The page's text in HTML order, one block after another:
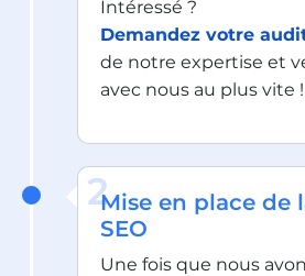
Intéressé ?
Demandez votre
de notre expertise et
avec nous au plus vite !
Mise en place de
SEO
2
Une fois que nous